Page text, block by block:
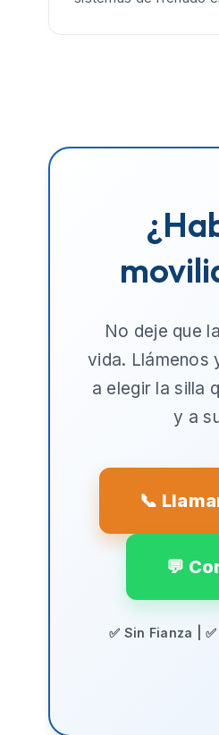
No deje que
vida. Llámenos
a elegir la silla
y a
📞
💬
✅ Sin Fianza |